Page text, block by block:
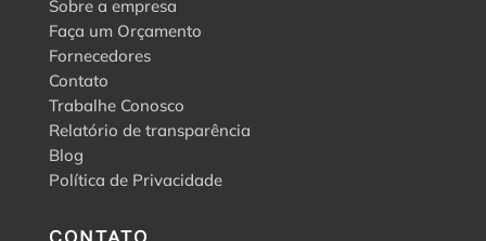
Sobre a empresa
Faça um Orçamento
Fornecedores
Contato
Trabalhe Conosco
Relatório de transparência
Blog
Política de Privacidade